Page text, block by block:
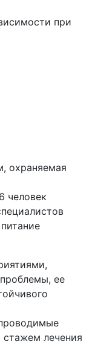
при
охраняемая
человек
ее
стажем лечения